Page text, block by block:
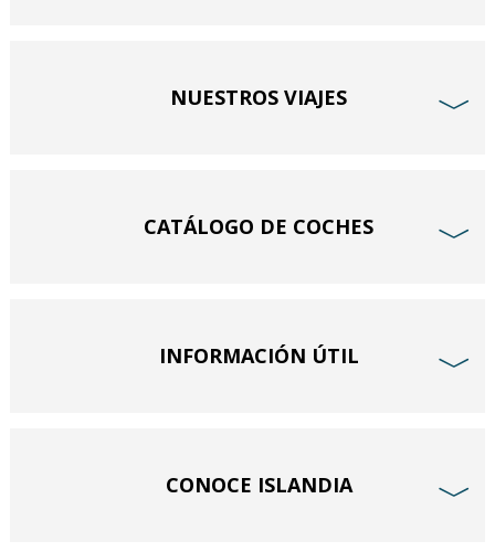
NUESTROS VIAJES ﹀
CATÁLOGO DE COCHES ﹀
INFORMACIÓN ÚTIL ﹀
CONOCE ISLANDIA ﹀